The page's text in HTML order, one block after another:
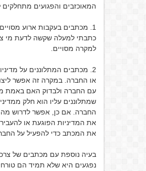
המאוכזבים והפגועים מתחלקים
1. מכתבים בעקבות ארוע
כתבתי למעלה שקשה לדעת מי
למקרה מסויים.
2. מכתבים המתלוננים על
או החברה. במקרה זה אפשר
עם החברה ולבדוק האם באמת
שמתלוננים עליו הוא חלק
החברה. אם כן, אפשר לדרוש
את המדיניות הפוגעת או
את המכתב כדי להפעיל על
בעיה נוספת עם מכתבים של
נפגעים היא שלא תמיד הם